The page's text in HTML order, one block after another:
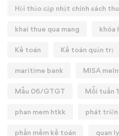
Hội thảo cập nhật chính sách
khai thue qua mang khóa
Kế toán Kế toán quản trị
maritime bank MISA
Mẫu 06/GTGT Mỗi tuần
phan mem htkk phát triển
phần mềm kế toán quan